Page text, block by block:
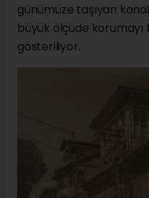
günümüze taşıyan
büyük ölçüde korumayı
gösteriliyor.